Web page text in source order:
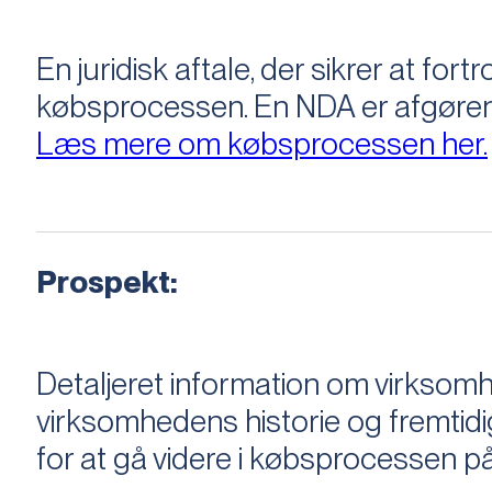
En juridisk aftale, der sikrer at
købsprocessen​​. En NDA er
Læs mere om købsprocessen her.
Prospekt:
Detaljeret information om
virksomhedens historie og
for at gå videre i købsprocessen